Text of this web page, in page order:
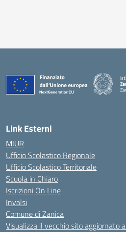
Link Esterni
MIUR
Ufficio Scolastico Regionale
Ufficio Scolastico Territoriale
Scuola in Chiaro
Iscrizioni On Line
Invalsi
Comune di Zanica
Visualizza il vecchio sito aggiornato